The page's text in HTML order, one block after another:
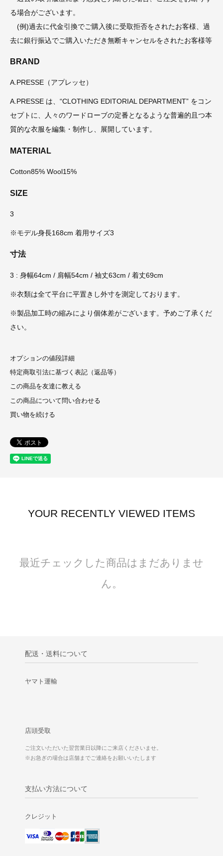
る場合がございます。
(例)過去に代金引換でご購入後に受取拒否をされたお客様、過
去に銀行振込でご購入いただき無断キャンセルをされたお客様等
BRAND
A.PRESSE（アプレッセ）
A.PRESSE は、“CLOTHING EDITORIAL DEPARTMENT” をコン
セプトに、人々のワードローブの定番となるような普遍的且つ本
質的な衣服を編集・制作し、展開しています。
MATERIAL
Cotton85% Wool15%
SIZE
3
※モデル身長168cm 着用サイズ3
寸法
3 : 身幅64cm / 肩幅54cm / 袖丈63cm / 着丈69cm
※衣類は全て平台に平置きし外寸を測定しております。
※製品加工時の縮みにより個体差がございます。予めご了承くだ
さい。
オプションの値段詳細
特定商取引法に基づく表記（返品等）
この商品を友達に教える
この商品について問い合わせる
買い物を続ける
YOUR RECENTLY VIEWED ITEMS
最近チェックした商品はまだありませ
ん。
配送・送料について
ヤマト運輸
店頭受取
ご注文いただいた翌営業日以降にご来店くださいませ。
※お急ぎの場合は店舗までご連絡をお願いいたします
支払い方法について
クレジット